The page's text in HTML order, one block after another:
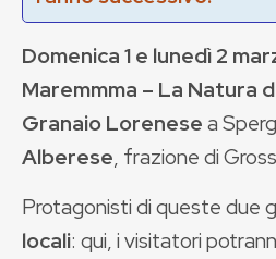
Domenica 1 e lunedì 2
Maremmma – La Natura
Granaio Lorenesea
Alberese, frazione di
Protagonisti di queste due
locali: qui, i visitatori